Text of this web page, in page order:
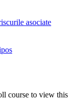
asociate
course to view this